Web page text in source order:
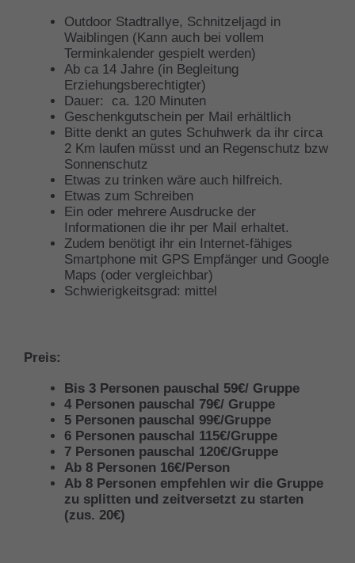
Outdoor Stadtrallye, Schnitzeljagd in
Waiblingen (Kann auch bei vollem
Terminkalender gespielt werden)
Ab ca 14 Jahre (in Begleitung
Erziehungsberechtigter)
Dauer: ca. 120 Minuten
Geschenkgutschein per Mail erhältlich
Bitte denkt an gutes Schuhwerk da ihr circa
2 Km laufen müsst und an Regenschutz bzw
Sonnenschutz
Etwas zu trinken wäre auch hilfreich.
Etwas zum Schreiben
Ein oder mehrere Ausdrucke der
Informationen die ihr per Mail erhaltet.
Zudem benötigt ihr ein Internet-fähiges
Smartphone mit GPS Empfänger und Google
Maps (oder vergleichbar)
Schwierigkeitsgrad: mittel
Preis:
Bis 3 Personen pauschal 59€/ Gruppe
4 Personen pauschal 79€/ Gruppe
5 Personen pauschal 99€/Gruppe
6 Personen pauschal 115€/Gruppe
7 Personen pauschal 120€/Gruppe
Ab 8 Personen 16€/Person
Ab 8 Personen empfehlen wir die Gruppe
zu splitten und zeitversetzt zu starten
(zus. 20€)